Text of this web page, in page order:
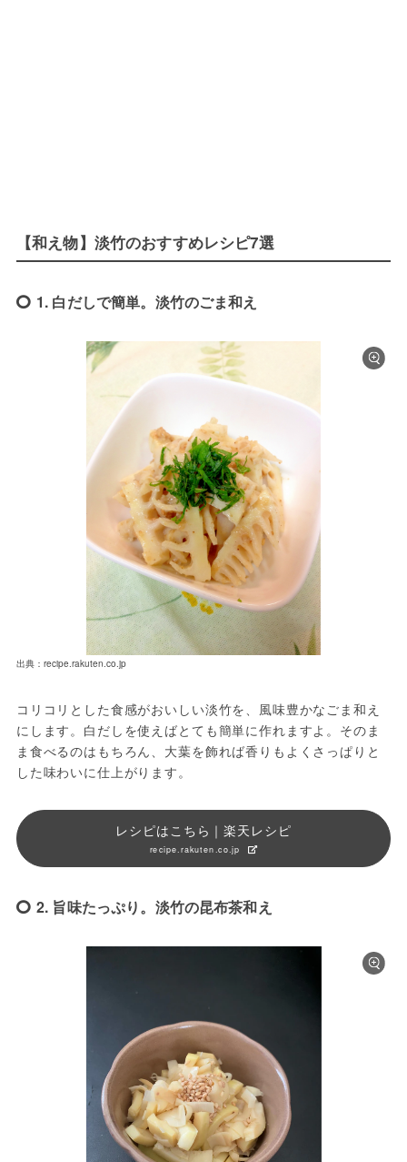
【和え物】淡竹のおすすめレシピ7選
1. 白だしで簡単。淡竹のごま和え
出典：recipe.rakuten.co.jp
コリコリとした食感がおいしい淡竹を、風味豊かなごま和え
にします。白だしを使えばとても簡単に作れますよ。そのま
ま食べるのはもちろん、大葉を飾れば香りもよくさっぱりと
した味わいに仕上がります。
レシピはこちら｜楽天レシピ
recipe.rakuten.co.jp
2. 旨味たっぷり。淡竹の昆布茶和え